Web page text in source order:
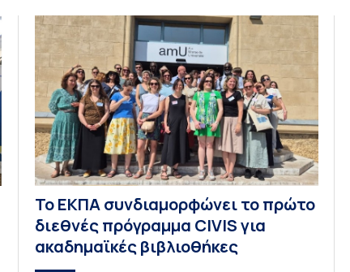
φοιτητών του ΤΤΨΒ στο Open Source […]
Το ΕΚΠΑ συνδιαμορφώνει το πρώτο
διεθνές πρόγραμμα CIVIS για
ακαδημαϊκές βιβλιοθήκες